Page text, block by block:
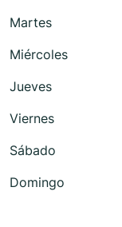
Martes
Miércoles
Jueves
Viernes
Sábado
Domingo